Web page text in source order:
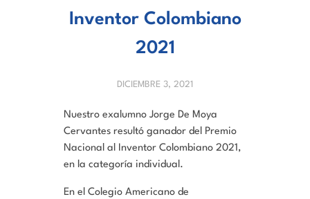
Inventor Colombiano
2021
DICIEMBRE 3, 2021
Nuestro exalumno Jorge De Moya
Cervantes resultó ganador del Premio
Nacional al Inventor Colombiano 2021,
en la categoría individual.
En el Colegio Americano de